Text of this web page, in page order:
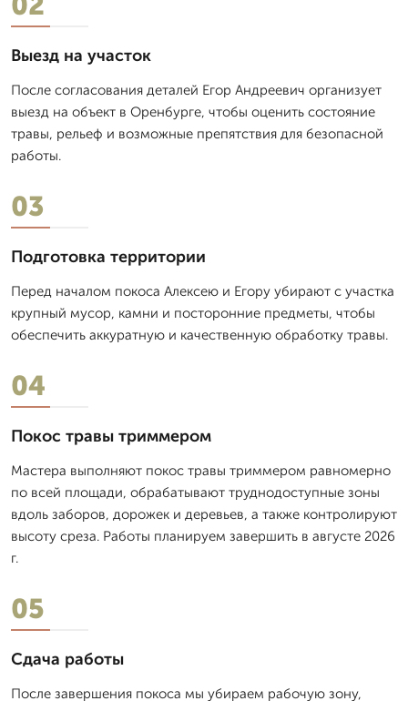
Выезд на участок
После согласования деталей Егор Андреевич организует
выезд на объект в Оренбурге, чтобы оценить состояние
травы, рельеф и возможные препятствия для безопасной
работы.
03
Подготовка территории
Перед началом покоса Алексею и Егору убирают с участка
крупный мусор, камни и посторонние предметы, чтобы
обеспечить аккуратную и качественную обработку травы.
04
Покос травы триммером
Мастера выполняют покос травы триммером равномерно
по всей площади, обрабатывают труднодоступные зоны
вдоль заборов, дорожек и деревьев, а также контролируют
высоту среза. Работы планируем завершить в августе 2026
г.
05
Сдача работы
После завершения покоса мы убираем рабочую зону,